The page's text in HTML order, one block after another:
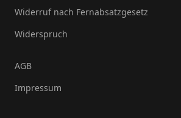
Widerruf nach Fernabsatzgesetz
Widerspruch
AGB
Impressum